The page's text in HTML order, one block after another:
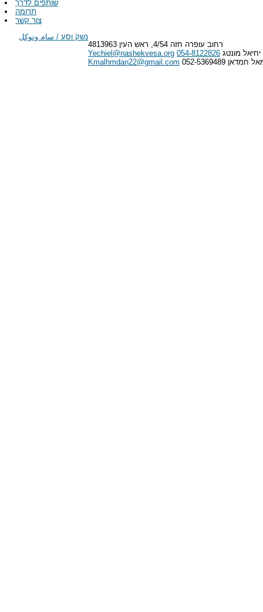
שותפים לדרך
תרומה
צור קשר
נשק וסע / سام وتوكل
רחוב עופרה חזה 4/54, ראש העין 4813963
מונטג 054-8122826
Yechiel@nashekvesa.org
חמדאן 052-5369489
Kmalhmdan22@gmail.com